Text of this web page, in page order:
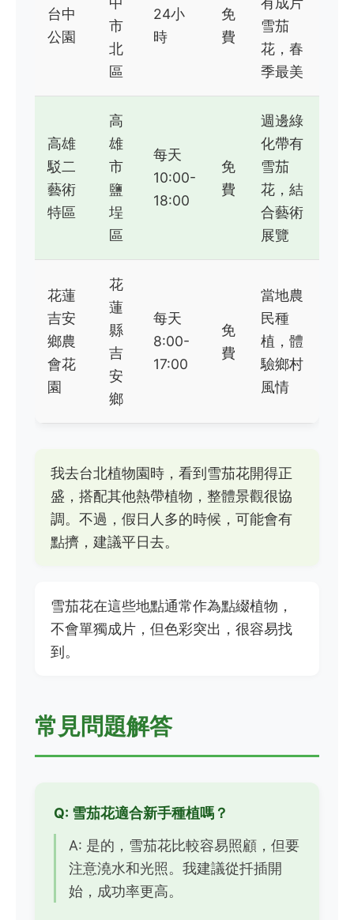
台中
公園
市
北
區
24小
時
免
費
雪茄
花，春
季最美
高雄
駁二
藝術
特區
高
雄
市
鹽
埕
區
每天
10:00-
18:00
免
費
週邊綠
化帶有
雪茄
花，結
合藝術
展覽
花蓮
吉安
鄉農
會花
園
花
蓮
縣
吉
安
鄉
每天
8:00-
17:00
免
費
當地農
民種
植，體
驗鄉村
風情
我去台北植物園時，看到雪茄花開得正
盛，搭配其他熱帶植物，整體景觀很協
調。不過，假日人多的時候，可能會有
點擠，建議平日去。
雪茄花在這些地點通常作為點綴植物，
不會單獨成片，但色彩突出，很容易找
到。
常見問題解答
Q: 雪茄花適合新手種植嗎？
A: 是的，雪茄花比較容易照顧，但要
注意澆水和光照。我建議從扦插開
始，成功率更高。